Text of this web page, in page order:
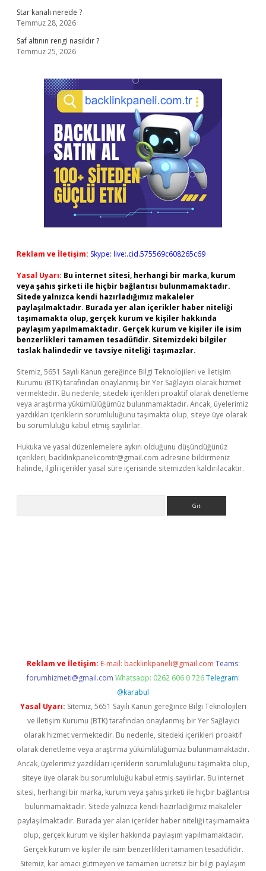
Star kanalı nerede ?
Temmuz 28, 2026
Saf altının rengi nasıldır ?
Temmuz 25, 2026
Reklam ve İletişim: Skype: live:.cid.575569c608265c69
Yasal Uyarı: Bu internet sitesi, herhangi bir marka, kurum
veya şahıs şirketi ile hiçbir bağlantısı bulunmamaktadır.
Sitede yalnızca kendi hazırladığımız makaleler
paylaşılmaktadır. Burada yer alan içerikler haber niteliği
taşımamakta olup, gerçek kurum ve kişiler hakkında
paylaşım yapılmamaktadır. Gerçek kurum ve kişiler ile isim
benzerlikleri tamamen tesadüfidir. Sitemizdeki bilgiler
taslak halindedir ve tavsiye niteliği taşımazlar.
Sitemiz, 5651 Sayılı Kanun gereğince Bilgi Teknolojileri ve İletişim
Kurumu (BTK) tarafından onaylanmış bir Yer Sağlayıcı olarak hizmet
vermektedir. Bu nedenle, sitedeki içerikleri proaktif olarak denetleme
veya araştırma yükümlülüğümüz bulunmamaktadır. Ancak, üyelerimiz
yazdıkları içeriklerin sorumluluğunu taşımakta olup, siteye üye olarak
bu sorumluluğu kabul etmiş sayılırlar.
Hukuka ve yasal düzenlemelere aykırı olduğunu düşündüğünüz
içerikleri, backlinkpanelicomtr@gmail.com adresine bildirmeniz
halinde, ilgili içerikler yasal süre içerisinde sitemizden kaldırılacaktır.
Reklam ve İletişim: E-mail: backlinkpaneli@gmail.com Teams:
forumhizmeti@gmail.com Whatsapp: 0262 606 0 726 Telegram:
@karabul
Yasal Uyarı: Sitemiz, 5651 Sayılı Kanun gereğince Bilgi Teknolojileri
ve İletişim Kurumu (BTK) tarafından onaylanmış bir Yer Sağlayıcı
olarak hizmet vermektedir. Bu nedenle, sitedeki içerikleri proaktif
olarak denetleme veya araştırma yükümlülüğümüz bulunmamaktadır.
Ancak, üyelerimiz yazdıkları içeriklerin sorumluluğunu taşımakta olup,
siteye üye olarak bu sorumluluğu kabul etmiş sayılırlar. Bu internet
sitesi, herhangi bir marka, kurum veya şahıs şirketi ile hiçbir bağlantısı
bulunmamaktadır. Sitede yalnızca kendi hazırladığımız makaleler
paylaşılmaktadır. Burada yer alan içerikler haber niteliği taşımamakta
olup, gerçek kurum ve kişiler hakkında paylaşım yapılmamaktadır.
Gerçek kurum ve kişiler ile isim benzerlikleri tamamen tesadüfidir.
Sitemiz, kar amacı gütmeyen ve tamamen ücretsiz bir bilgi paylaşım